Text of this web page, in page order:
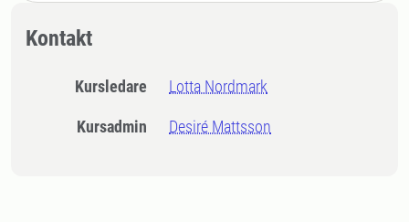
Kontakt
Kursledare Lotta Nordmark
Kursadmin Desiré Mattsson